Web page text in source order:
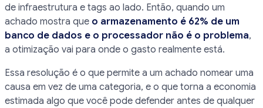
de infraestrutura e tags ao lado. Então, quando um
achado mostra que o armazenamento é 62% de um
banco de dados e o processador não é o problema,
a otimização vai para onde o gasto realmente está.
Essa resolução é o que permite a um achado nomear uma
causa em vez de uma categoria, e o que torna a economia
estimada algo que você pode defender antes de qualquer